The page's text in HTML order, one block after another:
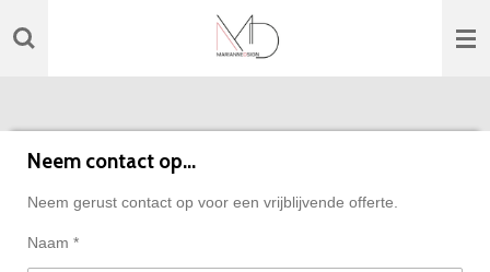
direct
Neem contact op...
Neem gerust contact op voor een vrijblijvende offerte.
Naam *